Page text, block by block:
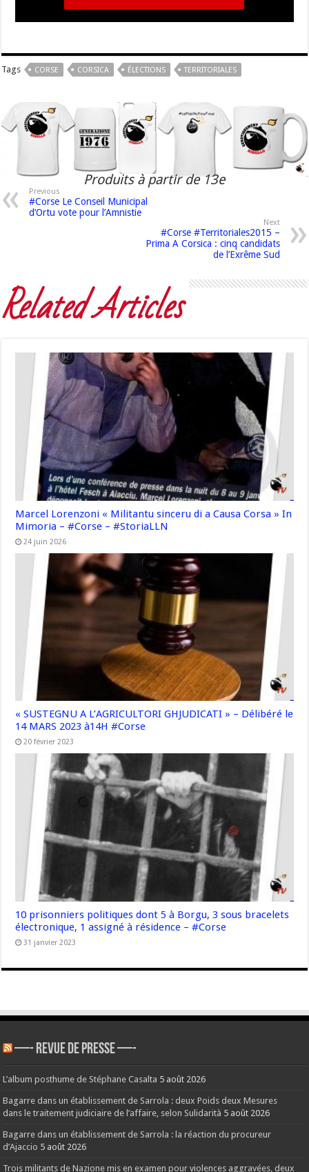
Tags CORSE CORSICA ÉLECTIONS TERRITORIALES
Produits à partir de 13e
Previous
#Corse Le Conseil Municipal
d’Ortu vote pour l’Amnistie
Next
#Corse #Territoriales2015 –
Prima A Corsica : cinq candidats
de l’Exrême Sud
Related Articles
Marcel Lorenzoni « Militantu sinceru di a Causa Corsa » In
Mimoria – #Corse – #StoriaLLN
24 juin 2026
« SUSTEGNU A L’AGRICULTORI GHJUDICATI » – Délibéré le
14 MARS 2023 à14H #Corse
20 février 2023
10 prisonniers politiques dont 5 à Borgu, 3 sous bracelets
électronique, 1 assigné à résidence – #Corse
31 janvier 2023
—- REVUE DE PRESSE —-
L’album posthume de Stéphane Casalta 5 août 2026
Bagarre dans un établissement de Sarrola : deux Poids deux Mesures
dans le traitement judiciaire de l’affaire, selon Sulidarità 5 août 2026
Bagarre dans un établissement de Sarrola : la réaction du procureur
d’Ajaccio 5 août 2026
Trois militants de Nazione mis en examen pour violences aggravées, deux